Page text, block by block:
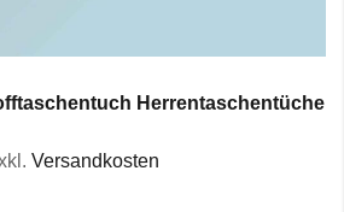
Herrentaschentücher
Versandkosten